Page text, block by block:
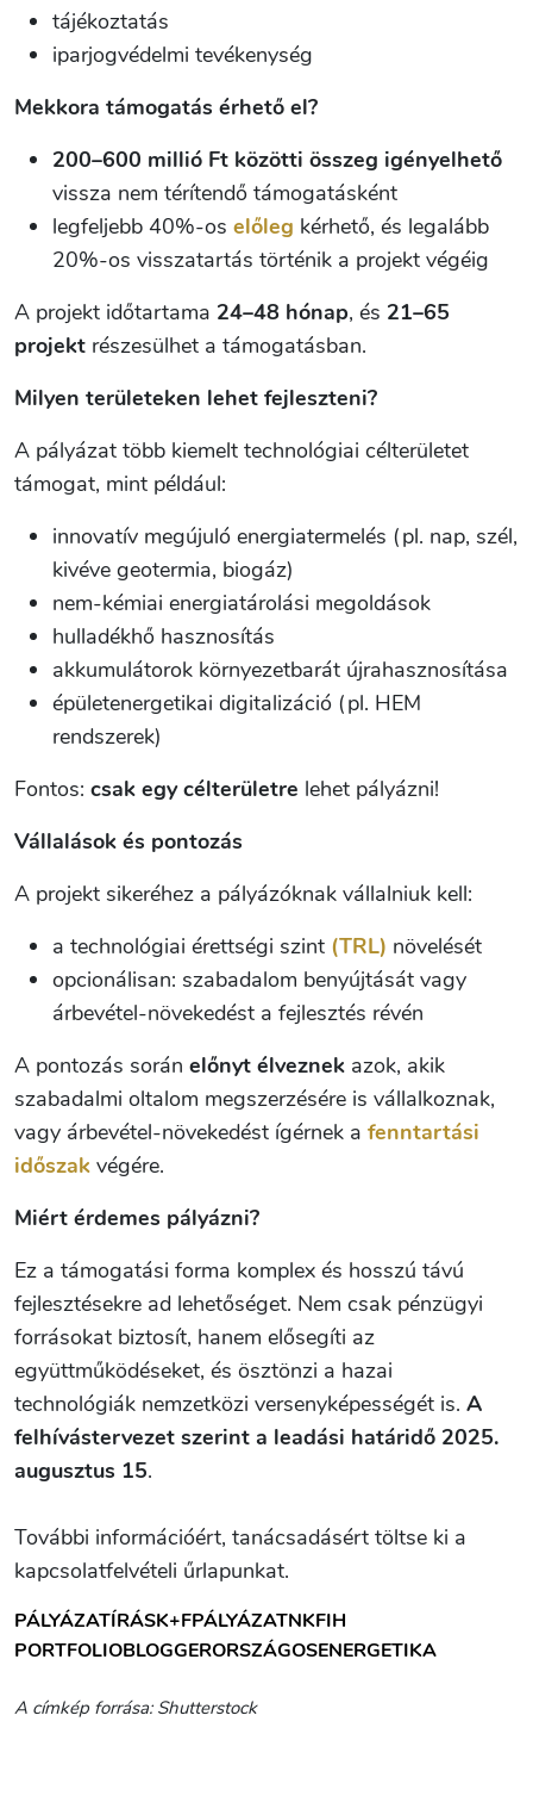
tájékoztatás
iparjogvédelmi tevékenység
Mekkora támogatás érhető el?
200–600 millió Ft közötti összeg igényelhető
vissza nem térítendő támogatásként
legfeljebb 40%-os előleg kérhető, és legalább
20%-os visszatartás történik a projekt végéig
A projekt időtartama 24–48 hónap, és 21–65
projekt részesülhet a támogatásban.
Milyen területeken lehet fejleszteni?
A pályázat több kiemelt technológiai célterületet
támogat, mint például:
innovatív megújuló energiatermelés (pl. nap, szél,
kivéve geotermia, biogáz)
nem-kémiai energiatárolási megoldások
hulladékhő hasznosítás
akkumulátorok környezetbarát újrahasznosítása
épületenergetikai digitalizáció (pl. HEM
rendszerek)
Fontos: csak egy célterületre lehet pályázni!
Vállalások és pontozás
A projekt sikeréhez a pályázóknak vállalniuk kell:
a technológiai érettségi szint (TRL) növelését
opcionálisan: szabadalom benyújtását vagy
árbevétel-növekedést a fejlesztés révén
A pontozás során előnyt élveznek azok, akik
szabadalmi oltalom megszerzésére is vállalkoznak,
vagy árbevétel-növekedést ígérnek a fenntartási
időszak végére.
Miért érdemes pályázni?
Ez a támogatási forma komplex és hosszú távú
fejlesztésekre ad lehetőséget. Nem csak pénzügyi
forrásokat biztosít, hanem elősegíti az
együttműködéseket, és ösztönzi a hazai
technológiák nemzetközi versenyképességét is. A
felhívástervezet szerint a leadási határidő 2025.
augusztus 15.
További információért, tanácsadásért töltse ki a
kapcsolatfelvételi űrlapunkat.
PÁLYÁZATÍRÁSK+FPÁLYÁZATNKFIH
PORTFOLIOBLOGGERORSZÁGOSENERGETIKA
A címkép forrása: Shutterstock